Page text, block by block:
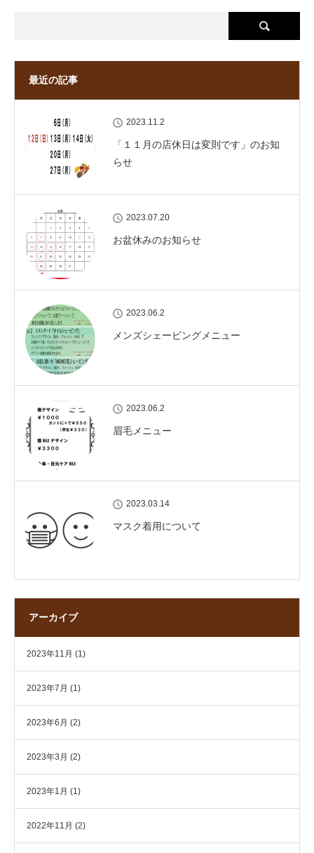
最近の記事
2023.11.2
「１１月の店休日は変則です」のお知
らせ
2023.07.20
お盆休みのお知らせ
2023.06.2
メンズシェービングメニュー
2023.06.2
眉毛メニュー
2023.03.14
マスク着用について
アーカイブ
2023年11月 (1)
2023年7月 (1)
2023年6月 (2)
2023年3月 (2)
2023年1月 (1)
2022年11月 (2)